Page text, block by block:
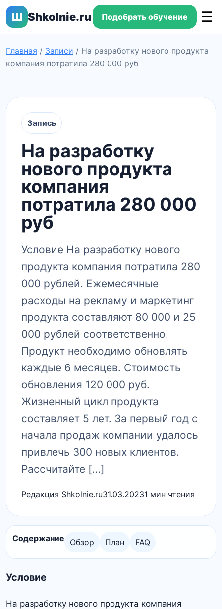
Ш Shkolnie.ru Подобрать обучение ☰
Главная / Записи / На разработку нового продукта
компания потратила 280 000 руб
Запись
На разработку
нового продукта
компания
потратила 280 000
руб
Условие На разработку нового
продукта компания потратила 280
000 рублей. Ежемесячные
расходы на рекламу и маркетинг
продукта составляют 80 000 и 25
000 рублей соответственно.
Продукт необходимо обновлять
каждые 6 месяцев. Стоимость
обновления 120 000 руб.
Жизненный цикл продукта
составляет 5 лет. За первый год с
начала продаж компании удалось
привлечь 300 новых клиентов.
Рассчитайте […]
Редакция Shkolnie.ru31.03.20231 мин чтения
Содержание Обзор План FAQ
Условие
На разработку нового продукта компания